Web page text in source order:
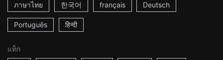
ภาษาไทย 한국어 français Deutsch
Português हिन्दी
แท็ก